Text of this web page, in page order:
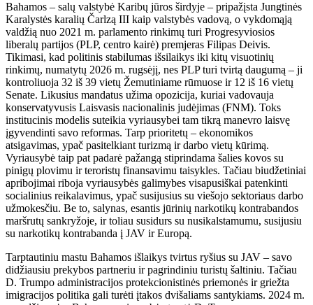
Bahamos – salų valstybė Karibų jūros širdyje – pripažįsta Jungtinės
Karalystės karalių Čarlzą III kaip valstybės vadovą, o vykdomąją
valdžią nuo 2021 m. parlamento rinkimų turi Progresyviosios
liberalų partijos (PLP, centro kairė) premjeras Filipas Deivis.
Tikimasi, kad politinis stabilumas išsilaikys iki kitų visuotinių
rinkimų, numatytų 2026 m. rugsėjį, nes PLP turi tvirtą daugumą – ji
kontroliuoja 32 iš 39 vietų Žemutiniame rūmuose ir 12 iš 16 vietų
Senate. Likusius mandatus užima opozicija, kuriai vadovauja
konservatyvusis Laisvasis nacionalinis judėjimas (FNM). Toks
institucinis modelis suteikia vyriausybei tam tikrą manevro laisvę
įgyvendinti savo reformas. Tarp prioritetų – ekonomikos
atsigavimas, ypač pasitelkiant turizmą ir darbo vietų kūrimą.
Vyriausybė taip pat padarė pažangą stiprindama šalies kovos su
pinigų plovimu ir teroristų finansavimu taisykles. Tačiau biudžetiniai
apribojimai riboja vyriausybės galimybes visapusiškai patenkinti
socialinius reikalavimus, ypač susijusius su viešojo sektoriaus darbo
užmokesčiu. Be to, salynas, esantis jūrinių narkotikų kontrabandos
maršrutų sankryžoje, ir toliau susidurs su nusikalstamumu, susijusiu
su narkotikų kontrabanda į JAV ir Europą.
Tarptautiniu mastu Bahamos išlaikys tvirtus ryšius su JAV – savo
didžiausiu prekybos partneriu ir pagrindiniu turistų šaltiniu. Tačiau
D. Trumpo administracijos protekcionistinės priemonės ir griežta
imigracijos politika gali turėti įtakos dvišaliams santykiams. 2024 m.